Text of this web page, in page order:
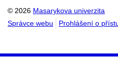
© 2026 Masarykova univerzita
Správce webu
Prohlášení o